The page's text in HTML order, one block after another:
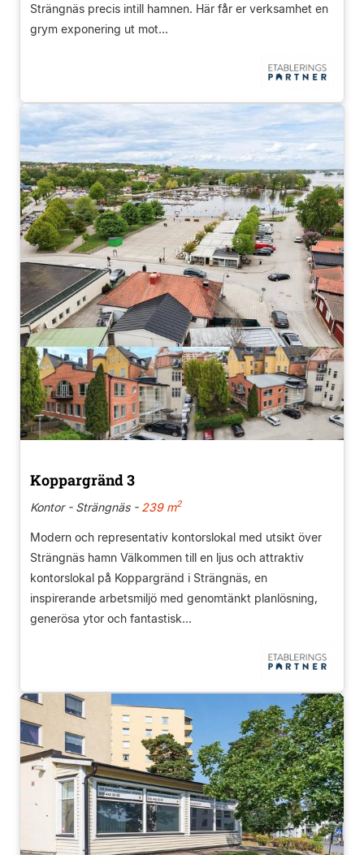
Strängnäs precis intill hamnen. Här får er verksamhet en
grym exponering ut mot...
Koppargränd 3
Kontor - Strängnäs -239 m2
Modern och representativ kontorslokal med utsikt över
Strängnäs hamn Välkommen till en ljus och attraktiv
kontorslokal på Koppargränd i Strängnäs, en
inspirerande arbetsmiljö med genomtänkt planlösning,
generösa ytor och fantastisk...